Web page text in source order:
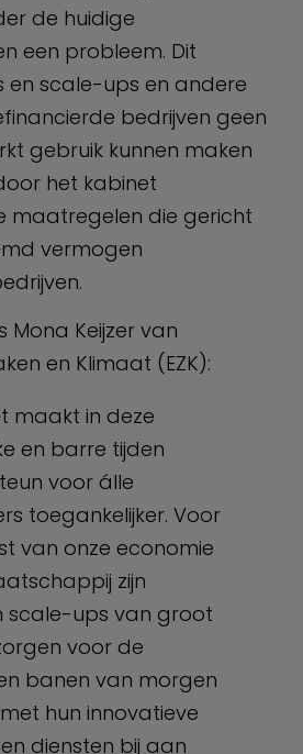
de huidige
een probleem. Dit
scale-ups en andere
bedrijven geen
gebruik kunnen maken
het kabinet
maatregelen die gericht
vermogen
Mona Keijzer van
en Klimaat (EZK):
maakt in deze
en barre tijden
voor álle
toegankelijker. Voor
van onze economie
zijn
scale-ups van groot
voor de
banen van morgen
hun innovatieve
diensten bij aan